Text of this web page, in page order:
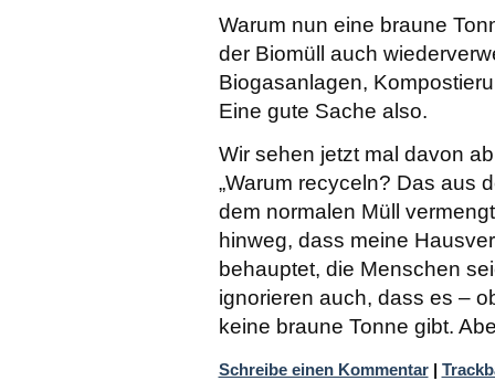
Warum nun eine braune
der Biomüll auch
Biogasanlagen,
Eine gute Sache also.
Wir sehen jetzt mal davon
Warum recyceln? Das aus
dem normalen Müll
hinweg, dass meine
behauptet, die Menschen
ignorieren auch, dass es –
keine braune Tonne gibt.
Schreibe einen Kommentar |